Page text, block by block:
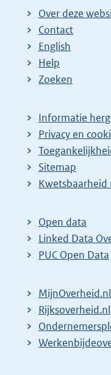
g
e
p
a
g
n
a
z
o
e
r
e
s
l
t
a
n
a
:
Over deze
Contact
English
Help
Zoeken
Informatie
Privacy en
Sitemap
E
t
e
r
l
i
n
k
Kwetsbaarheid
Open data
Linked Data
PUC Open Data
MijnOverheid.nl
E
x
t
Rijksoverheid.nl
E
x
E